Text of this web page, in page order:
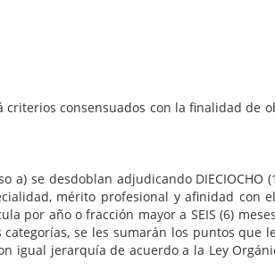
consensuados con la finalidad de
adjudicando DIECIOCHO
mérito profesional y afinidad con
por año o fracción mayor a SEIS (6)
se les sumarán los puntos que
igual jerarquía de acuerdo a la Ley